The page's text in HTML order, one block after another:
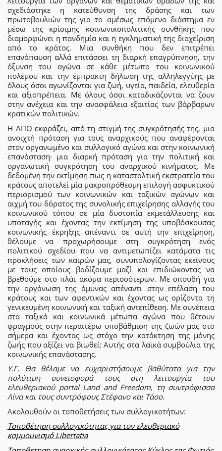
σχεδιάστηκε η κατεύθυνση της δράσης και των
πρωτοβουλιών της για το αμέσως επόμενο διάστημα εν
μέσω της κρίσιμης κοινωνικοπολιτικής συνθήκης που
διαμορφώνει η πανδημία και η εγκληματική της διαχείριση
από το κράτος. Μια συνθήκη που δεν επιτρέπει
επανάπαυση αλλά επιτάσσει τη διαρκή επαγρύπνηση, την
όξυνση του αγώνα σε κάθε μέτωπο του κοινωνικού
πολέμου και την έμπρακτη δήλωση της αλληλεγγύης με
όλους όσοι αγωνίζονται για ζωή, υγεία, παιδεία, ελευθερία
και αξιοπρέπεια. Με όλους όσοι καταδικάζονται να ζουν
στην ανέχεια και την ανασφάλεια εξαιτίας των βάρβαρων
κρατικών πολιτικών.
Η ΑΠΟ εκφράζει, από τη στιγμή της συγκρότησής της, μια
ανοιχτή πρόταση για τους αναρχικούς που αναφέρονται
στον οργανωμένο και συλλογικό αγώνα και στην κοινωνική
επανάσταση· μια διαρκή πρόταση για την πολιτική και
οργανωτική συγκρότηση του αναρχικού κινήματος. Με
δεδομένη την εκτίμηση πως η κατασταλτική εκστρατεία του
κράτους αποτελεί μία μακροπρόθεσμη επιλογή ασφυκτικού
περιορισμού των κοινωνικών και ταξικών αγώνων και
αιχμή του δόρατος της συνολικής επιχείρησης αλλαγής του
κοινωνικού τόπου σε μία δυστοπία εκμετάλλευσης και
υποταγής και έχοντας την εκτίμηση της υποβόσκουσας
κοινωνικής έκρηξης απέναντι σε αυτή την επιχείρηση,
θέλουμε να προχωρήσουμε στη συγκρότηση ενός
πολιτικού σχεδίου που να αντιμετωπίζει κατάματα τις
προκλήσεις των καιρών μας, συνυπολογίζοντας εκείνους
με τους οποίους βαδίζουμε μαζί και επιδιώκοντας να
βρεθούμε στο πλάι ακόμα περισσότερων. Με σπουδή για
την οργάνωση της άμυνας απέναντι στην επέλαση του
κράτους και των αφεντικών και έχοντας ως ορίζοντα τη
γενικευμένη κοινωνική και ταξική αντεπίθεση. Με συνέπεια
στα ταξικά και κοινωνικά μέτωπα αγώνα που θέτουν
φραγμούς στην περαιτέρω υποβάθμιση της ζωών μας στο
σήμερα και έχοντας ως στόχο την κατάκτηση της μόνης
ζωής που αξίζει να βιωθεί: Αυτής στα λαϊκά συμβούλια της
κοινωνικής επανάστασης.
Υ.Γ. Θα θέλαμε να ευχαριστήσουμε βαθύτατα για την
πολύτιμη συνεισφορά τους στη λειτουργία του
ελευθεριακού portal Land and Freedom, τη συντρόφισσα
Λίνα και τους συντρόφους Στέφανο και Τάσο.
Ακολουθούν οι τοποθετήσεις των συλλογικοτήτων:
Τοποθέτηση συλλογικότητας για τον ελευθεριακό
κομμουνισμό Libertatia